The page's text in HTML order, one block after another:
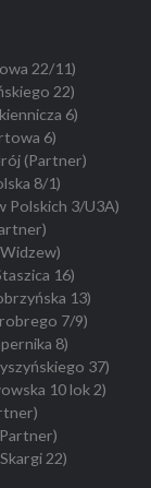
22/11)
22)
6)
6)
(Partner)
8/1)
Polskich 3/U3A)
16)
13)
7/9)
8)
37)
10 lok 2)
22)